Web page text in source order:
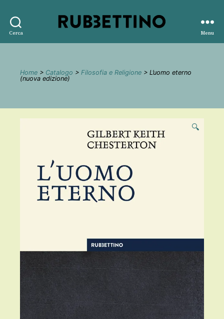
Cerca
editore
Menu
Home > Catalogo > Filosofia e Religione > L’uomo eterno
(nuova edizione)
🔍